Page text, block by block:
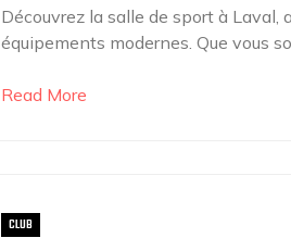
Découvrez la salle de sport à
équipements modernes. Que vous
Read More
CLUB